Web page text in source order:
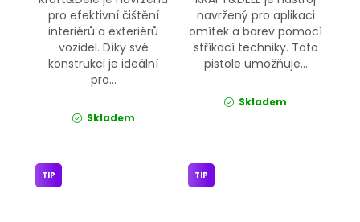
pro efektivní čištění
interiérů a exteriérů
vozidel. Díky své
konstrukci je ideální
pro...
Skladem
navržený pro aplikaci
omítek a barev pomocí
stříkací techniky. Tato
pistole umožňuje...
Skladem
TIP TIP